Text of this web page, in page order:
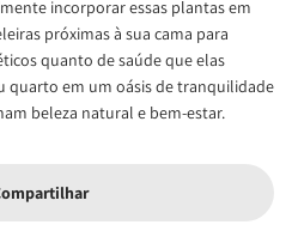
incorporar essas plantas em
próximas à sua cama para
quanto de saúde que elas
quarto em um oásis de tranquilidade
beleza natural e bem-estar.